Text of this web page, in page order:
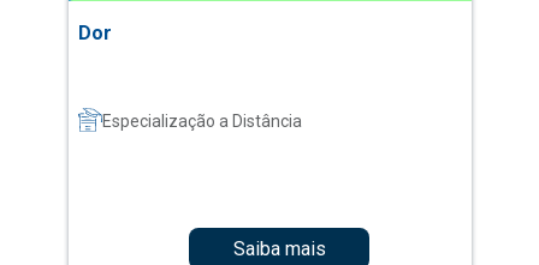
Dor
Especialização a Distância
Saiba mais